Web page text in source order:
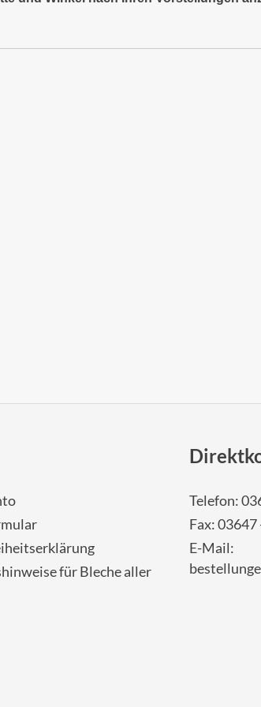
für Bleche aller
Telefon:
Fax:
E-Mail: